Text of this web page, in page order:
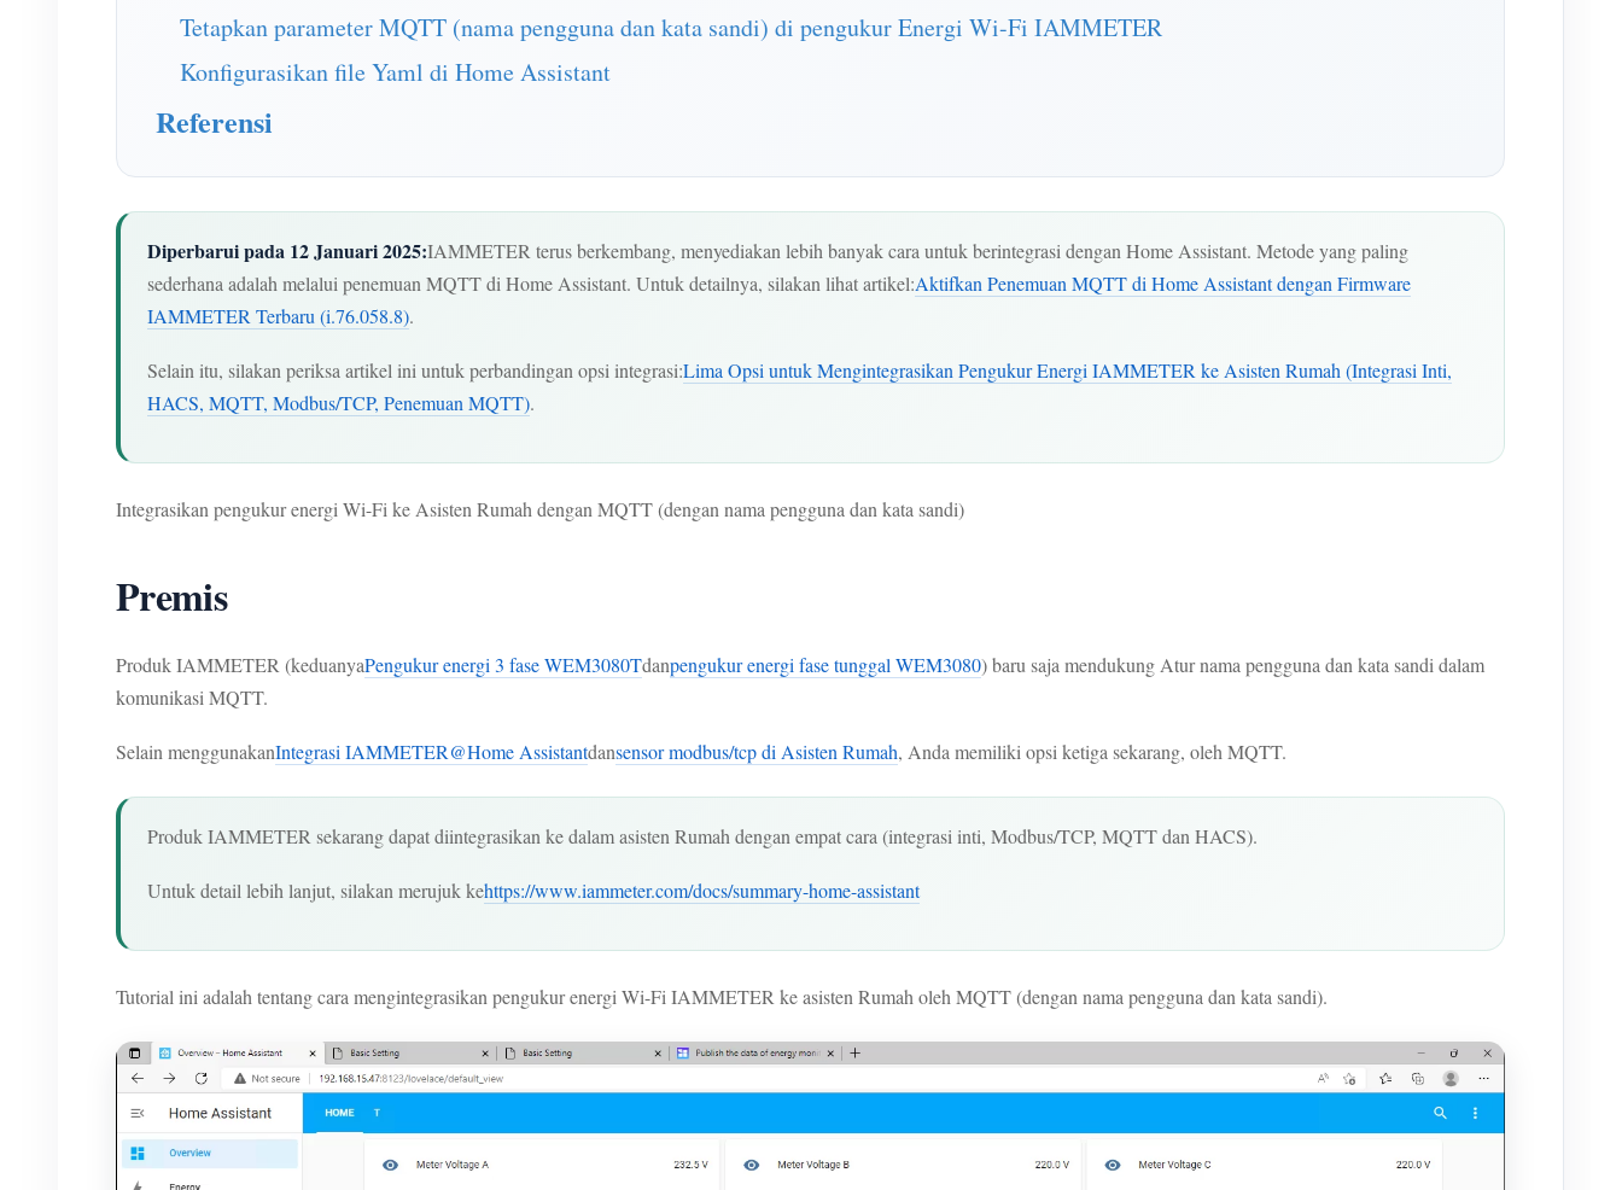
Tetapkan parameter MQTT (nama pengguna dan kata sandi) di pengukur Energi Wi-Fi IAMMETER
Konfigurasikan file Yaml di Home Assistant
Referensi
Diperbarui pada 12 Januari 2025:IAMMETER terus berkembang, menyediakan lebih banyak cara untuk berintegrasi dengan Home Assistant. Metode yang paling
sederhana adalah melalui penemuan MQTT di Home Assistant. Untuk detailnya, silakan lihat artikel:Aktifkan Penemuan MQTT di Home Assistant dengan Firmware
IAMMETER Terbaru (i.76.058.8).
Selain itu, silakan periksa artikel ini untuk perbandingan opsi integrasi:Lima Opsi untuk Mengintegrasikan Pengukur Energi IAMMETER ke Asisten Rumah (Integrasi Inti,
HACS, MQTT, Modbus/TCP, Penemuan MQTT).
Integrasikan pengukur energi Wi-Fi ke Asisten Rumah dengan MQTT (dengan nama pengguna dan kata sandi)
Premis
Produk IAMMETER (keduanyaPengukur energi 3 fase WEM3080Tdanpengukur energi fase tunggal WEM3080) baru saja mendukung Atur nama pengguna dan kata sandi dalam
komunikasi MQTT.
Selain menggunakanIntegrasi IAMMETER@Home Assistantdansensor modbus/tcp di Asisten Rumah, Anda memiliki opsi ketiga sekarang, oleh MQTT.
Produk IAMMETER sekarang dapat diintegrasikan ke dalam asisten Rumah dengan empat cara (integrasi inti, Modbus/TCP, MQTT dan HACS).
Untuk detail lebih lanjut, silakan merujuk kehttps://www.iammeter.com/docs/summary-home-assistant
Tutorial ini adalah tentang cara mengintegrasikan pengukur energi Wi-Fi IAMMETER ke asisten Rumah oleh MQTT (dengan nama pengguna dan kata sandi).